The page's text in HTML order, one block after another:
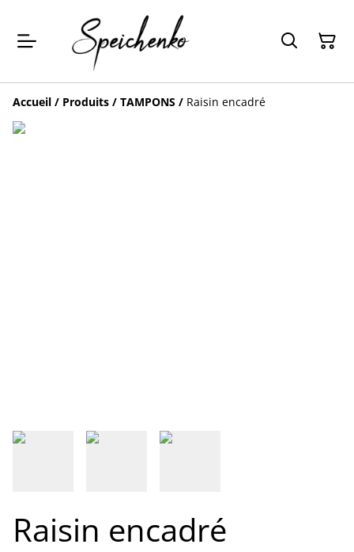
Accueil / Produits / TAMPONS / Raisin encadré
Raisin encadré